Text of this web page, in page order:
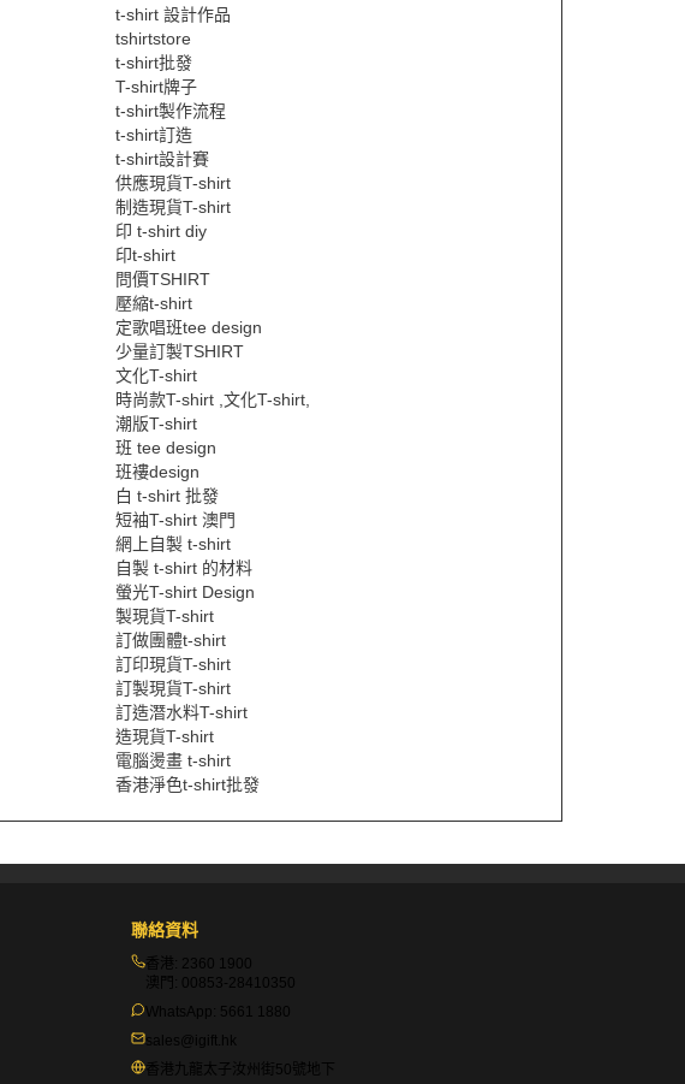
t-shirt 設計作品
tshirtstore
t-shirt批發
T-shirt牌子
t-shirt製作流程
t-shirt訂造
t-shirt設計賽
供應現貨T-shirt
制造現貨T-shirt
印 t-shirt diy
印t-shirt
問價TSHIRT
壓縮t-shirt
定歌唱班tee design
少量訂製TSHIRT
文化T-shirt
時尚款T-shirt ,文化T-shirt,
潮版T-shirt
班 tee design
班褸design
白 t-shirt 批發
短袖T-shirt 澳門
網上自製 t-shirt
自製 t-shirt 的材料
螢光T-shirt Design
製現貨T-shirt
訂做團體t-shirt
訂印現貨T-shirt
訂製現貨T-shirt
訂造潛水料T-shirt
造現貨T-shirt
電腦燙畫 t-shirt
香港淨色t-shirt批發
聯絡資料
香港: 2360 1900
澳門: 00853-28410350
WhatsApp: 5661 1880
sales@igift.hk
香港九龍太子汝州街50號地下